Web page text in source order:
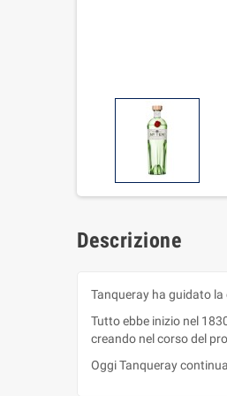
Descrizione
Tanqueray ha guidato
Tutto ebbe inizio nel
creando nel corso del
Oggi Tanqueray